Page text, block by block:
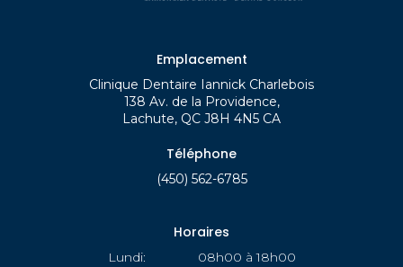
Emplacement
Clinique Dentaire Iannick Charlebois
138 Av. de la Providence
Lachute QC J8H 4N5 CA
Téléphone
(450) 562-6785
Horaires
Lundi:
08h00 à 18h00